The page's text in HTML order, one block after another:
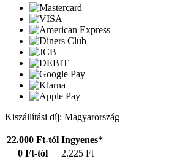
Kiszállítási díj: Magyarország
22.000 Ft-tól Ingyenes*
0 Ft-tól
2.225 Ft